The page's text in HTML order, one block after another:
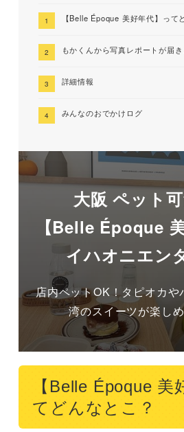
【Belle Époque 美好年代】って
もかくんから写真レポートが届き
詳細情報
みんなのおでかけログ
大阪 ペット
【Belle Époque
イハオニエン
店内ペットOK！タピオカや
湾のスイーツが楽し
【Belle Époque 美
てどんなとこ？